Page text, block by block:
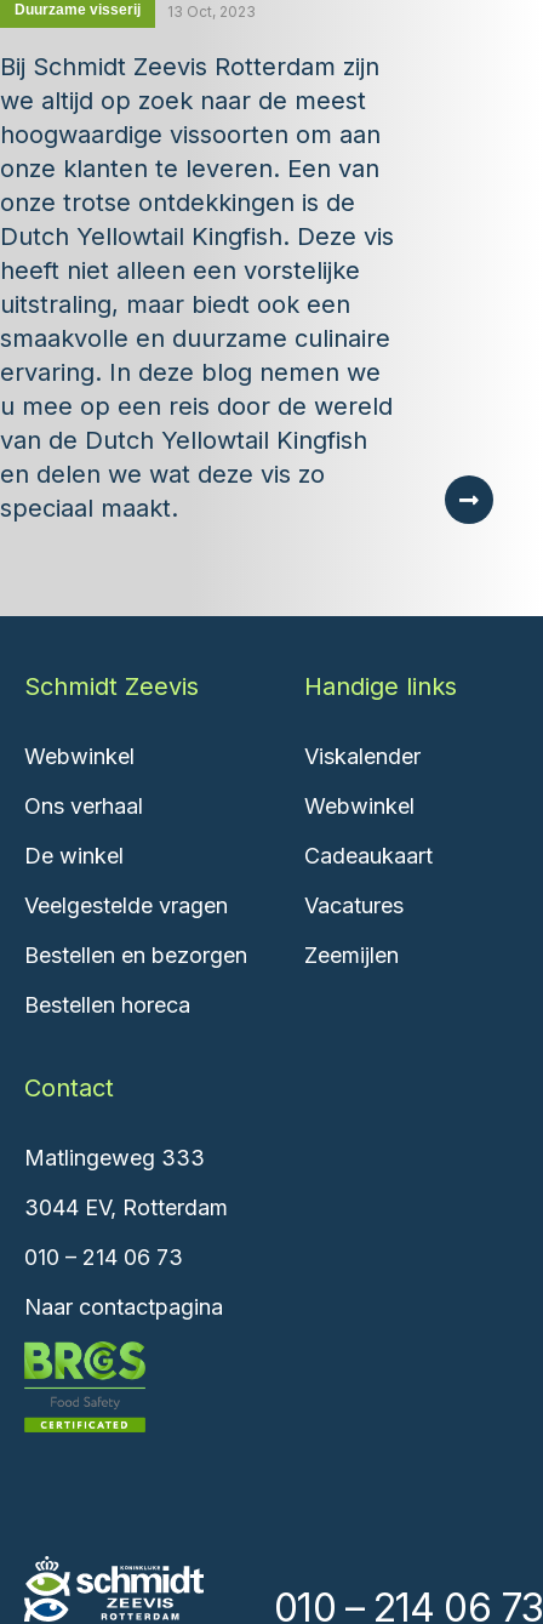
Duurzame visserij 13 Oct, 2023
Bij Schmidt Zeevis Rotterdam zijn
we altijd op zoek naar de meest
hoogwaardige vissoorten om aan
onze klanten te leveren. Een van
onze trotse ontdekkingen is de
Dutch Yellowtail Kingfish. Deze vis
heeft niet alleen een vorstelijke
uitstraling, maar biedt ook een
smaakvolle en duurzame culinaire
ervaring. In deze blog nemen we
u mee op een reis door de wereld
van de Dutch Yellowtail Kingfish
en delen we wat deze vis zo
speciaal maakt.
Schmidt Zeevis
Webwinkel
Ons verhaal
De winkel
Veelgestelde vragen
Bestellen en bezorgen
Bestellen horeca
Handige links
Viskalender
Webwinkel
Cadeaukaart
Vacatures
Zeemijlen
Contact
Matlingeweg 333
3044 EV, Rotterdam
010 – 214 06 73
Naar contactpagina
010 – 214 06 73